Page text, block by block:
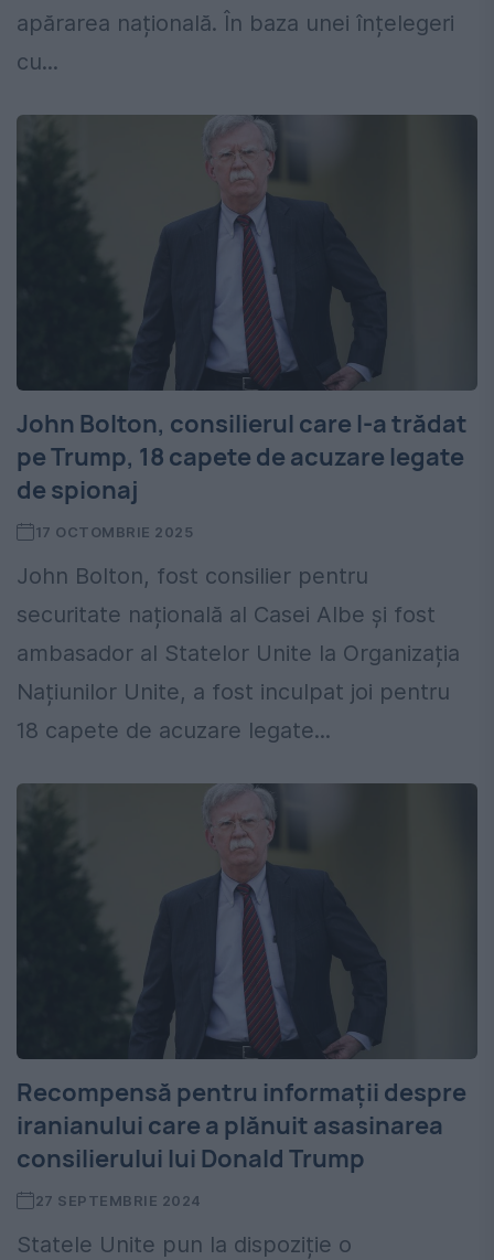
apărarea națională. În baza unei înțelegeri
cu...
John Bolton, consilierul care l-a trădat
pe Trump, 18 capete de acuzare legate
de spionaj
17 OCTOMBRIE 2025
John Bolton, fost consilier pentru
securitate națională al Casei Albe și fost
ambasador al Statelor Unite la Organizația
Națiunilor Unite, a fost inculpat joi pentru
18 capete de acuzare legate...
Recompensă pentru informații despre
iranianului care a plănuit asasinarea
consilierului lui Donald Trump
27 SEPTEMBRIE 2024
Statele Unite pun la dispoziție o